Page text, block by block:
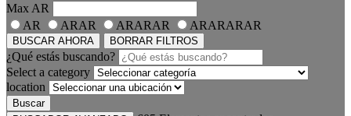
Max AR
AR
ARAR ARARAR ARARARAR
BUSCAR AHORA BORRAR FILTROS
¿Qué estás buscando?
Select a category
location
Buscar